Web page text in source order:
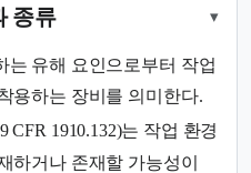
종류 ▾
는 유해 요인으로부터 작업
용하는 장비를 의미한다.
CFR 1910.132)는 작업 환경
하거나 존재할 가능성이